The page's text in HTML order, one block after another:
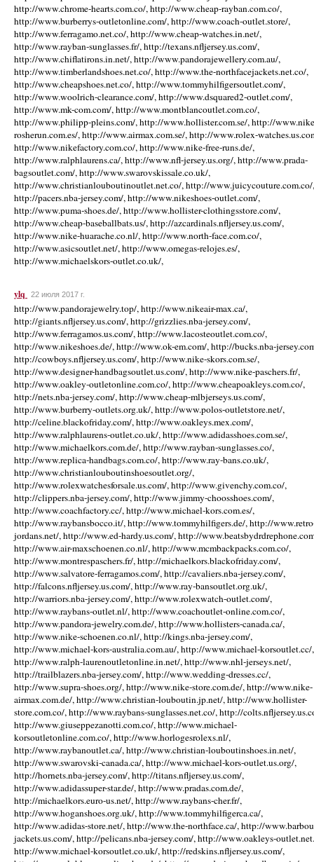
http://www.chrome-hearts.com.co/, http://www.cheap-rayban.com.co/,
http://www.burberrys-outletonline.com/, http://www.coach-outlet.store/,
http://www.ferragamo.net.co/, http://www.cheap-watches.in.net/,
http://www.rayban-sunglasses.fr/, http://texans.nfljersey.us.com/,
http://www.chiflatirons.in.net/, http://www.pandorajewellery.com.au/,
http://www.timberlandshoes.net.co/, http://www.the-northfacejackets.net.co/,
http://www.cheapshoes.net.co/, http://www.tommyhilfigersoutlet.com/,
http://www.woolrich-clearance.com/, http://www.dsquared2-outlet.com/,
http://www.mk-com.com/, http://www.montblancoutlet.com.co/,
http://www.philipp-pleins.com/, http://www.hollister.com.se/, http://
rosherun.com.es/, http://www.airmax.com.se/, http://www.rolex-
http://www.nikefactory.com.co/, http://www.nike-free-runs.de/,
http://www.ralphlaurens.ca/, http://www.nfl-jersey.us.org/, http://www.prada-
bagsoutlet.com/, http://www.swarovskissale.co.uk/,
http://www.christianlouboutinoutlet.net.co/, http://www.juicycouture.com.co/,
http://pacers.nba-jersey.com/, http://www.nikeshoes-outlet.com/,
http://www.puma-shoes.de/, http://www.hollister-clothingsstore.com/,
http://www.cheap-baseballbats.us/, http://azcardinals.nfljersey.us.com/,
http://www.nike-huarache.co.nl/, http://www.north-face.com.co/,
http://www.asicsoutlet.net/, http://www.omegas-relojes.es/,
http://www.michaelskors-outlet.co.uk/,
ylq 22 июля 2017 г.
http://www.pandorajewelry.top/, http://www.nikeair-max.ca/,
http://giants.nfljersey.us.com/, http://grizzlies.nba-jersey.com/,
http://www.ferragamos.us.com/, http://www.lacosteoutlet.com.co/,
http://www.nikeshoes.de/, http://www.ok-em.com/, http://bucks.nba-
http://cowboys.nfljersey.us.com/, http://www.nike-skors.com.se/,
http://www.designer-handbagsoutlet.us.com/, http://www.nike-paschers.fr/,
http://www.oakley-outletonline.com.co/, http://www.cheapoakleys.com.co/,
http://nets.nba-jersey.com/, http://www.cheap-mlbjerseys.us.com/,
http://www.burberry-outlets.org.uk/, http://www.polos-outletstore.net/,
http://celine.blackofriday.com/, http://www.oakleys.mex.com/,
http://www.ralphlaurens-outlet.co.uk/, http://www.adidasshoes.com.se/,
http://www.michaelkors.com.de/, http://www.rayban-sunglasses.co/,
http://www.replica-handbags.com.co/, http://www.ray-bans.co.uk/,
http://www.christianlouboutinshoesoutlet.org/,
http://www.rolexwatchesforsale.us.com/, http://www.givenchy.com.co/,
http://clippers.nba-jersey.com/, http://www.jimmy-choosshoes.com/,
http://www.coachfactory.cc/, http://www.michael-kors.com.es/,
http://www.raybansbocco.it/, http://www.tommyhilfigers.de/, http://
jordans.net/, http://www.ed-hardy.us.com/, http://
http://www.air-maxschoenen.co.nl/, http://www.mcmbackpacks.com.co/,
http://www.montrespaschers.fr/, http://michaelkors.blackofriday.com/,
http://www.salvatore-ferragamos.com/, http://cavaliers.nba-jersey.com/,
http://falcons.nfljersey.us.com/, http://www.ray-bansoutlet.org.uk/,
http://warriors.nba-jersey.com/, http://www.rolexwatch-outlet.com/,
http://www.raybans-outlet.nl/, http://www.coachoutlet-online.com.co/,
http://www.pandora-jewelry.com.de/, http://www.hollisters-canada.ca/,
http://www.nike-schoenen.co.nl/, http://kings.nba-jersey.com/,
http://www.michael-kors-australia.com.au/, http://www.michael-korsoutlet.cc/,
http://www.ralph-laurenoutletonline.in.net/, http://www.nhl-jerseys.net/,
http://trailblazers.nba-jersey.com/, http://www.wedding-dresses.cc/,
http://www.supra-shoes.org/, http://www.nike-store.com.de/, http://www.nike-
airmax.com.de/, http://www.christian-louboutin.jp.net/, http://www.hollister-
store.com.co/, http://www.raybans-sunglasses.net.co/, http://
http://www.giuseppezanotti.com.co/, http://www.michael-
korsoutletonline.com.co/, http://www.horlogesrolexs.nl/,
http://www.raybanoutlet.ca/, http://www.christian-louboutinshoes.in.net/,
http://www.swarovski-canada.ca/, http://www.michael-kors-outlet.us.org/,
http://hornets.nba-jersey.com/, http://titans.nfljersey.us.com/,
http://www.adidassuper-star.de/, http://www.pradas.com.de/,
http://michaelkors.euro-us.net/, http://www.raybans-cher.fr/,
http://www.hoganshoes.org.uk/, http://www.tommyhilfigerca.ca/,
http://www.adidas-store.net/, http://www.the-northface.ca/, http://
jackets.us.com/, http://pelicans.nba-jersey.com/, http://www.oakleys-
http://www.michael-korsoutlet.co.uk/, http://redskins.nfljersey.us.com/,